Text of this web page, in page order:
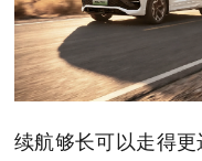
续航够长可以走得